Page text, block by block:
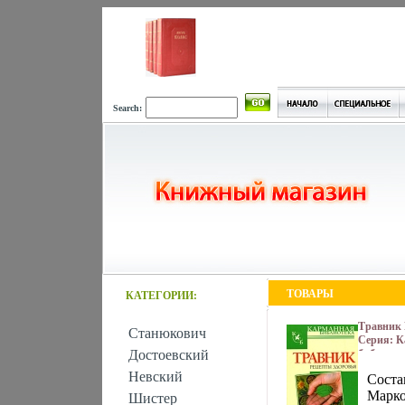
Search:
КАТЕГОРИИ:
Станюкович
Достоевский
Невский
Шистер
ТОВАРЫ
Травник
Серия: